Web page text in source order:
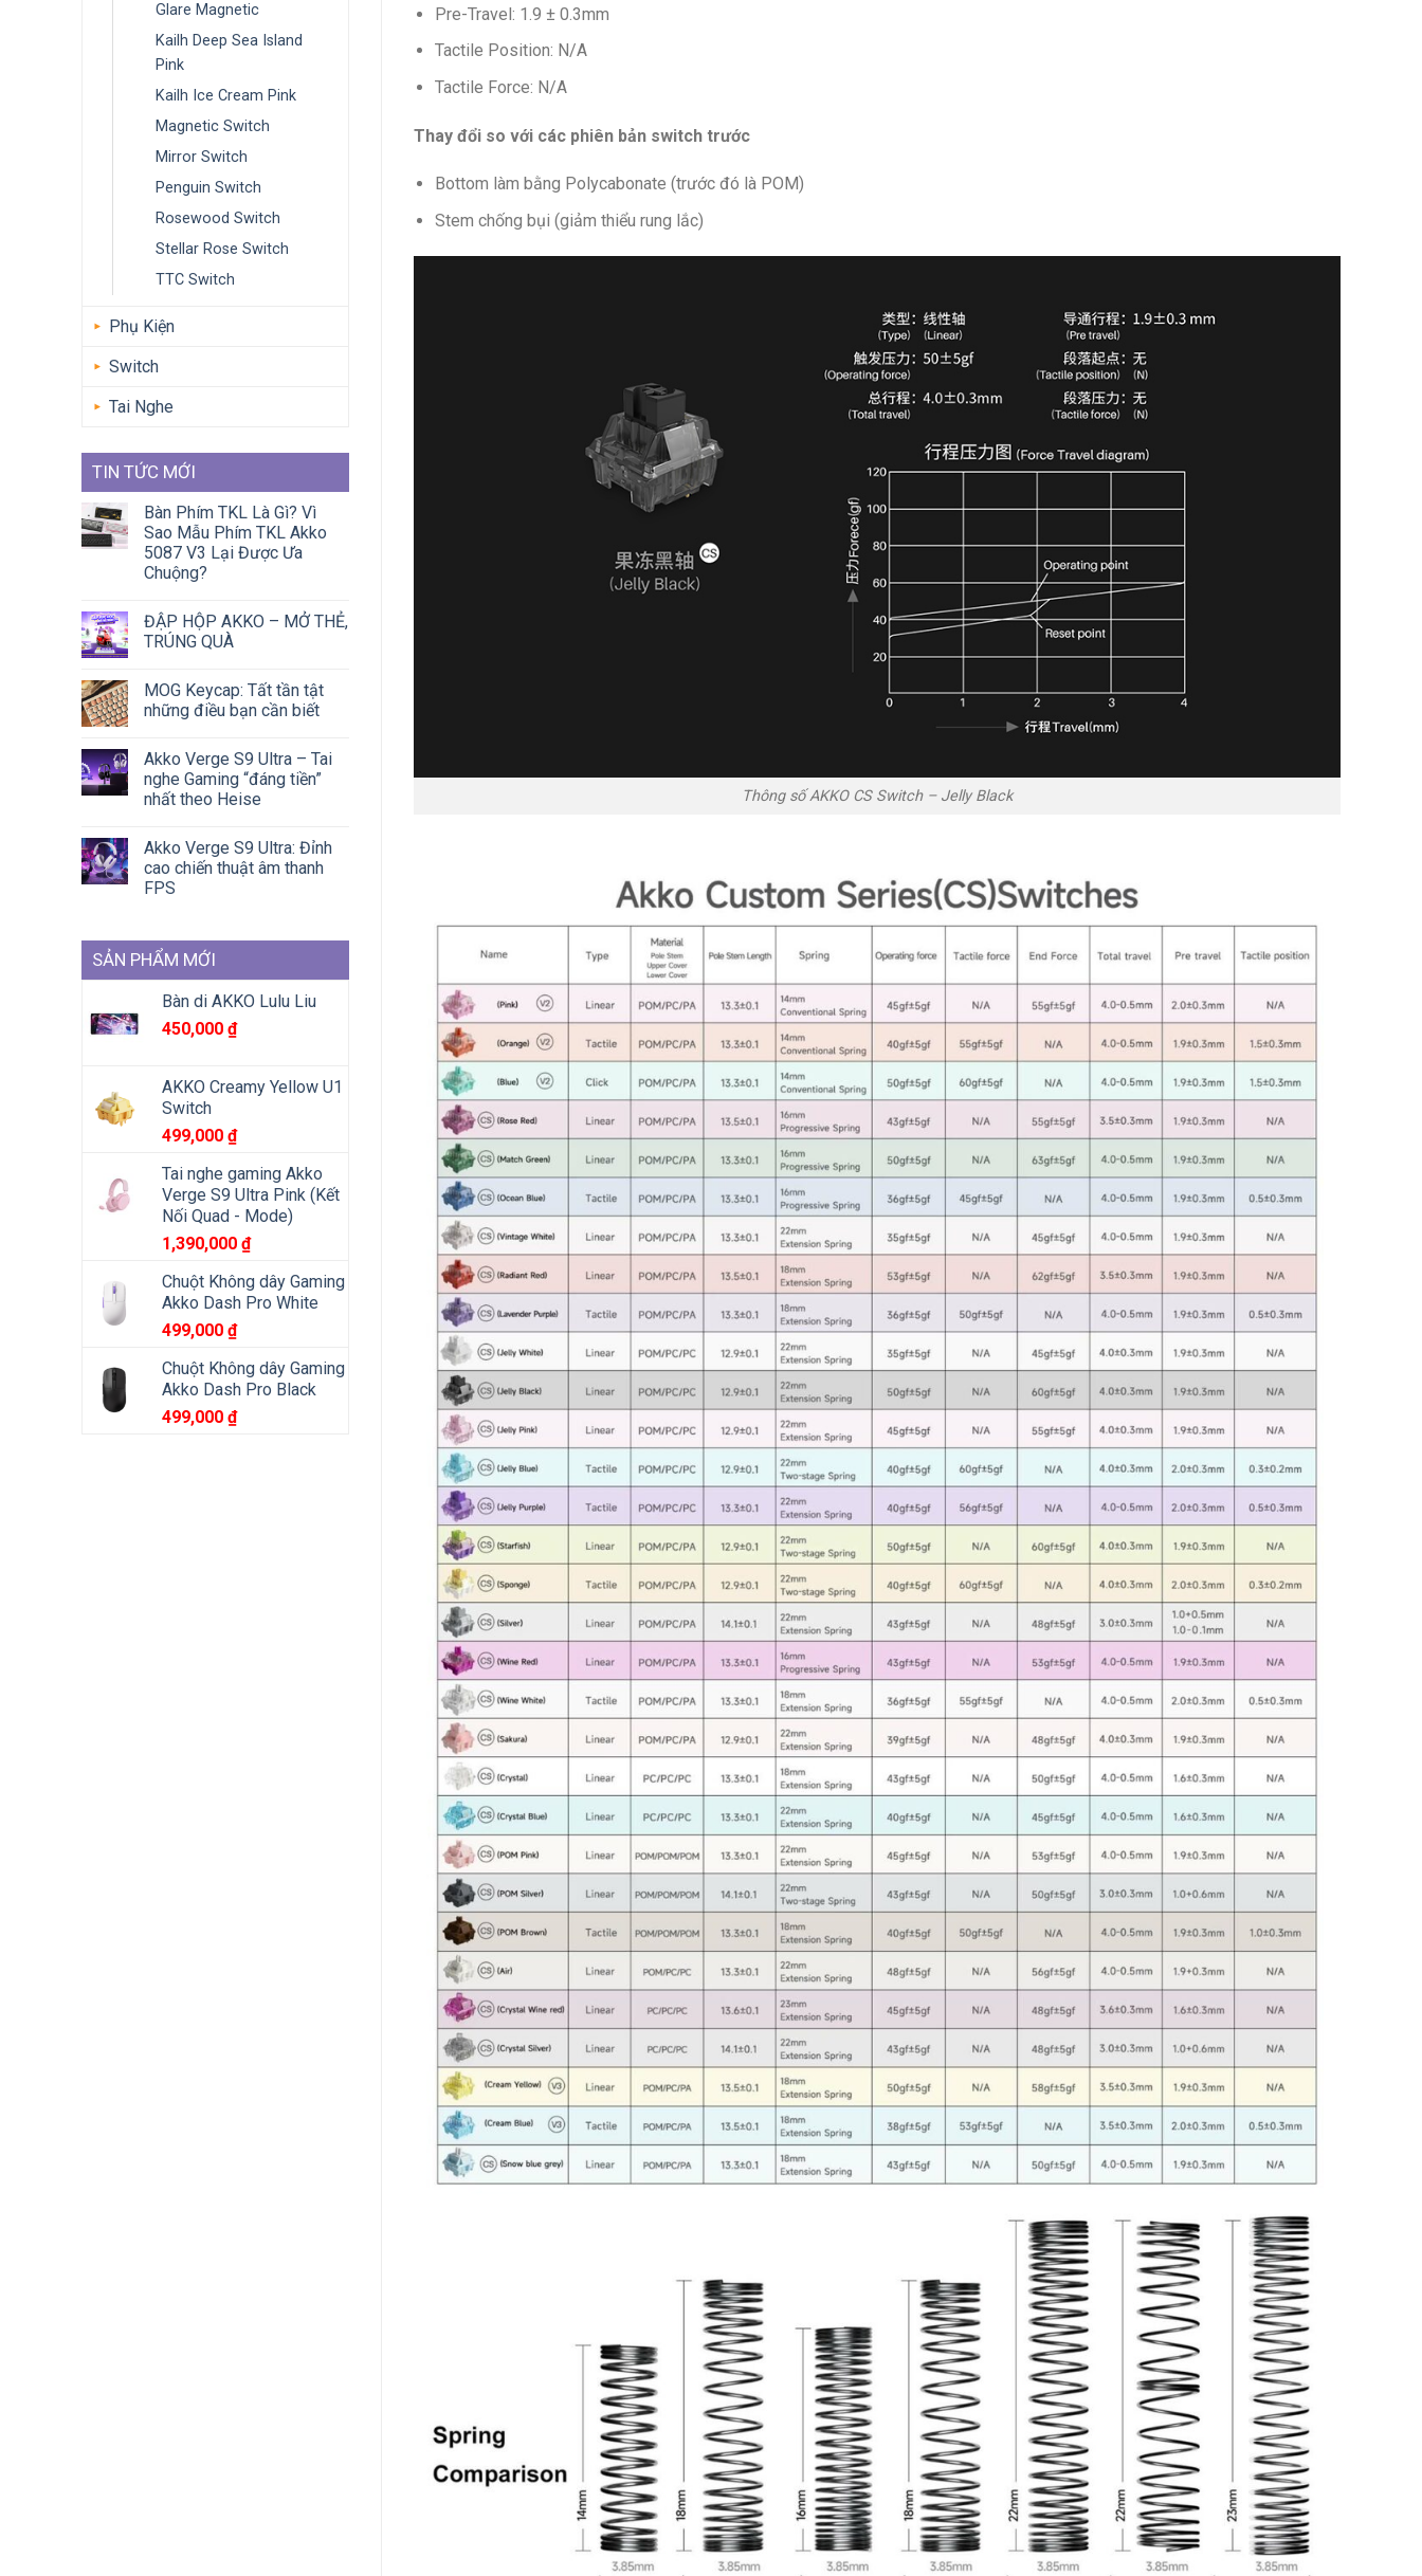
Glare Magnetic
Kailh Deep Sea Island
Pink
Kailh Ice Cream Pink
Magnetic Switch
Mirror Switch
Penguin Switch
Rosewood Switch
Stellar Rose Switch
TTC Switch
Phụ Kiện
Switch
Tai Nghe
TIN TỨC MỚI
Bàn Phím TKL Là Gì? Vì
Sao Mẫu Phím TKL Akko
5087 V3 Lại Được Ưa
Chuộng?
ĐẬP HỘP AKKO – MỞ THẺ,
TRÚNG QUÀ
MOG Keycap: Tất tần tật
những điều bạn cần biết
Akko Verge S9 Ultra – Tai
nghe Gaming “đáng tiền”
nhất theo Heise
Akko Verge S9 Ultra: Đỉnh
cao chiến thuật âm thanh
FPS
SẢN PHẨM MỚI
Bàn di AKKO Lulu Liu
450,000 ₫
AKKO Creamy Yellow U1
Switch
499,000 ₫
Tai nghe gaming Akko
Verge S9 Ultra Pink (Kết
Nối Quad - Mode)
1,390,000 ₫
Chuột Không dây Gaming
Akko Dash Pro White
499,000 ₫
Chuột Không dây Gaming
Akko Dash Pro Black
499,000 ₫
Pre-Travel: 1.9 ± 0.3mm
Tactile Position: N/A
Tactile Force: N/A
Thay đổi so với các phiên bản switch trước
Bottom làm bằng Polycabonate (trước đó là POM)
Stem chống bụi (giảm thiểu rung lắc)
Thông số AKKO CS Switch – Jelly Black